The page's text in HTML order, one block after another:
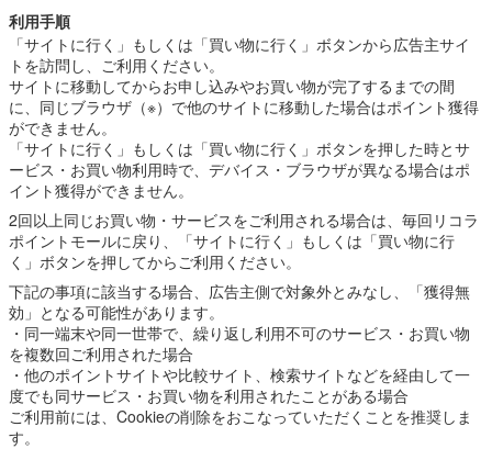
利用手順
「サイトに行く」もしくは「買い物に行く」ボタンから広告主サイ
トを訪問し、ご利用ください。
サイトに移動してからお申し込みやお買い物が完了するまでの間
に、同じブラウザ（※）で他のサイトに移動した場合はポイント獲得
ができません。
「サイトに行く」もしくは「買い物に行く」ボタンを押した時とサ
ービス・お買い物利用時で、デバイス・ブラウザが異なる場合はポ
イント獲得ができません。
2回以上同じお買い物・サービスをご利用される場合は、毎回リコラ
ポイントモールに戻り、「サイトに行く」もしくは「買い物に行
く」ボタンを押してからご利用ください。
下記の事項に該当する場合、広告主側で対象外とみなし、「獲得無
効」となる可能性があります。
・同一端末や同一世帯で、繰り返し利用不可のサービス・お買い物
を複数回ご利用された場合
・他のポイントサイトや比較サイト、検索サイトなどを経由して一
度でも同サービス・お買い物を利用されたことがある場合
ご利用前には、Cookieの削除をおこなっていただくことを推奨しま
す。